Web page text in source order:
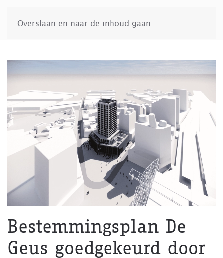
Overslaan en naar de inhoud gaan
Bestemmingsplan De
Geus goedgekeurd door